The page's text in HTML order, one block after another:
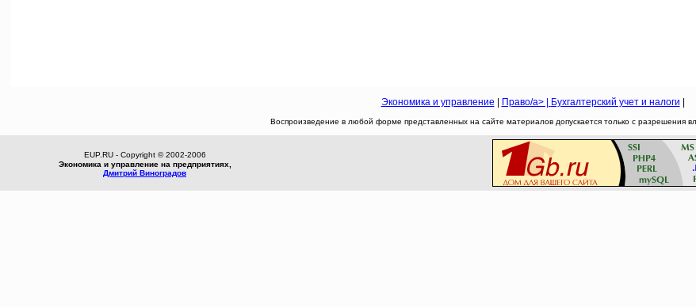
Экономика и управление Право/a> | Бухгалтерский учет и налоги
Воспроизведение в любой форме представленных на сайте материалов допускается только с разрешения
EUP.RU - Copyright © 2002-2006
Экономика и управление на предприятиях,
Дмитрий Виноградов